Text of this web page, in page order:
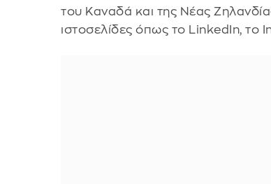
του Καναδά και της Νέας
ιστοσελίδες όπως το LinkedIn, το